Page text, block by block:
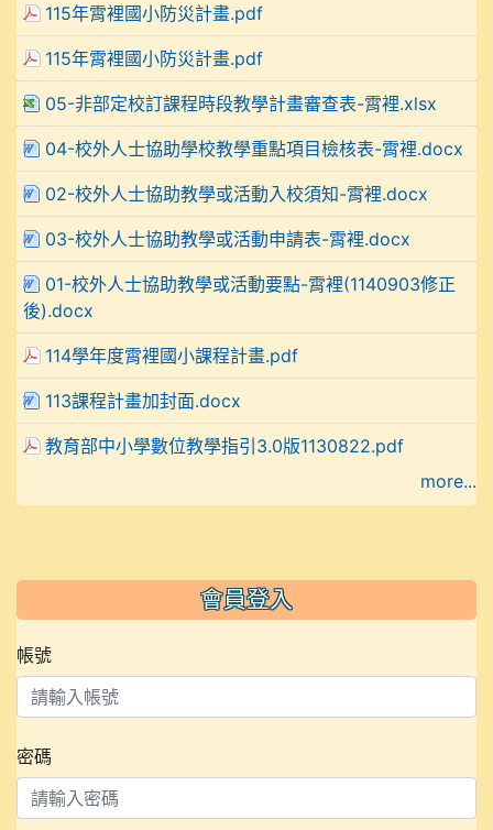
115年霄裡國小防災計畫.pdf
115年霄裡國小防災計畫.pdf
05-非部定校訂課程時段教學計畫審查表-霄裡.xlsx
04-校外人士協助學校教學重點項目檢核表-霄裡.docx
02-校外人士協助教學或活動入校須知-霄裡.docx
03-校外人士協助教學或活動申請表-霄裡.docx
01-校外人士協助教學或活動要點-霄裡(1140903修正
後).docx
114學年度霄裡國小課程計畫.pdf
113課程計畫加封面.docx
教育部中小學數位教學指引3.0版1130822.pdf
more...
會員登入
帳號
密碼